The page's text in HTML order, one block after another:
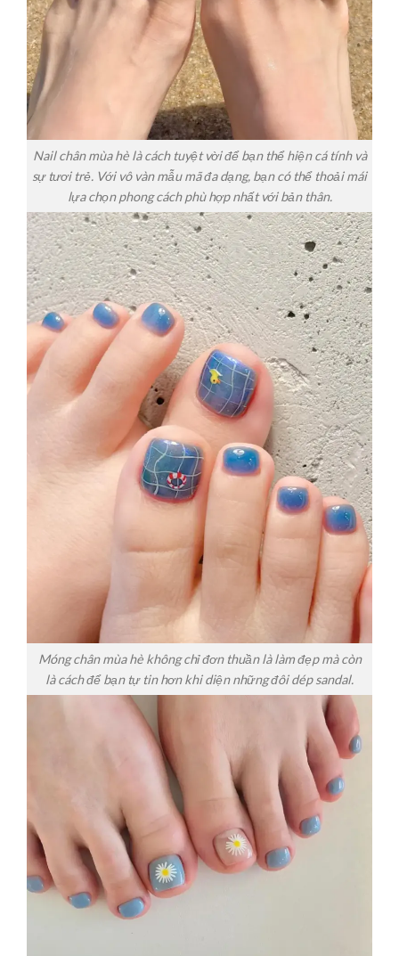
Nail chân mùa hè là cách tuyệt vời để bạn thể hiện cá tính và
sự tươi trẻ. Với vô vàn mẫu mã đa dạng, bạn có thể thoải mái
lựa chọn phong cách phù hợp nhất với bản thân.
Móng chân mùa hè không chỉ đơn thuần là làm đẹp mà còn
là cách để bạn tự tin hơn khi diện những đôi dép sandal.